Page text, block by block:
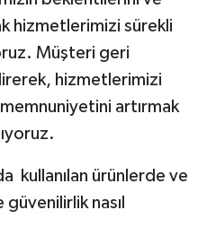
hizmetlerimizi sürekli
Müşteri geri
hizmetlerimizi
artırmak
kullanılan ürünlerde ve
nasıl